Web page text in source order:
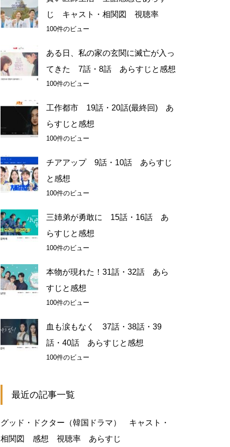
じ キャスト・相関図 視聴率
100件のビュー
ある日、私の家の玄関に滅亡が入っ
てきた 7話・8話 あらすじと感想
100件のビュー
工作都市 19話・20話(最終回) あ
らすじと感想
100件のビュー
チアアップ 9話・10話 あらすじ
と感想
100件のビュー
三姉弟が勇敢に 15話・16話 あ
らすじと感想
100件のビュー
本物が現れた！31話・32話 あら
すじと感想
100件のビュー
血も涙もなく 37話・38話・39
話・40話 あらすじと感想
100件のビュー
最近の記事一覧
グッド・ドクター（韓国ドラマ） キャスト・
相関図 感想 視聴率 あらすじ